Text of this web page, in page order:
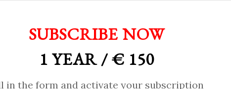
SUBSCRIBE NOW
1 YEAR / € 150
in the form and activate your subscription